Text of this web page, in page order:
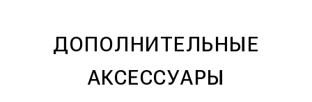
ДОПОЛНИТЕЛЬНЫЕ
АКСЕССУАРЫ